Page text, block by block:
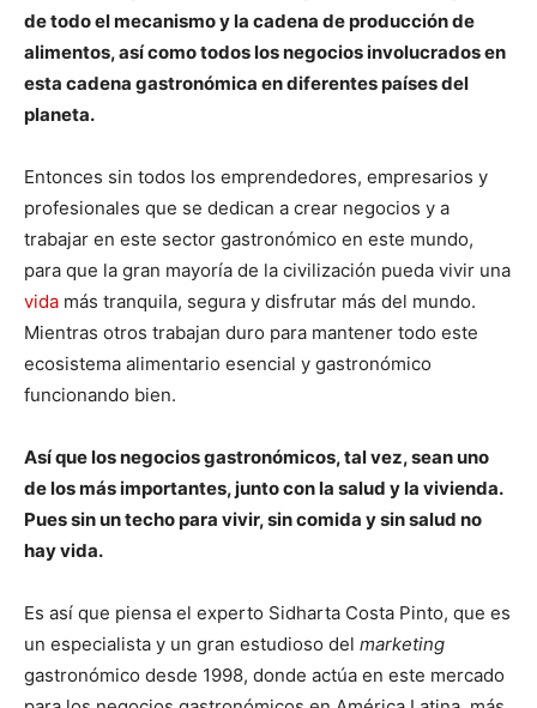
de todo el mecanismo y la cadena de producción de
alimentos, así como todos los negocios involucrados en
esta cadena gastronómica en diferentes países del
planeta.
Entonces sin todos los emprendedores, empresarios y
profesionales que se dedican a crear negocios y a
trabajar en este sector gastronómico en este mundo,
para que la gran mayoría de la civilización pueda vivir una
vida más tranquila, segura y disfrutar más del mundo.
Mientras otros trabajan duro para mantener todo este
ecosistema alimentario esencial y gastronómico
funcionando bien.
Así que los negocios gastronómicos, tal vez, sean uno
de los más importantes, junto con la salud y la vivienda.
Pues sin un techo para vivir, sin comida y sin salud no
hay vida.
Es así que piensa el experto Sidharta Costa Pinto, que es
un especialista y un gran estudioso del marketing
gastronómico desde 1998, donde actúa en este mercado